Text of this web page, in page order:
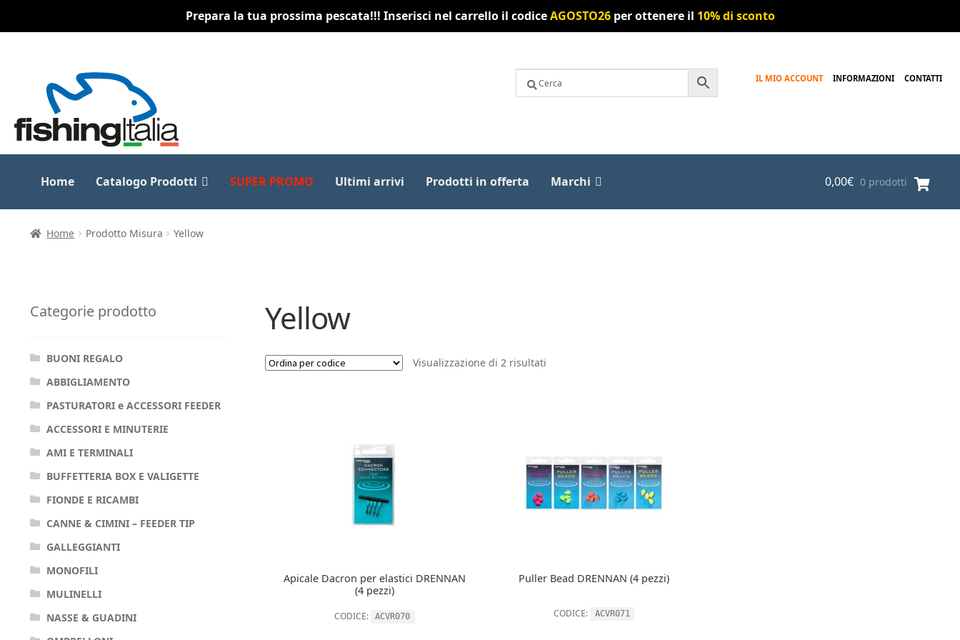
Prepara la tua prossima pescata!!! Inserisci nel carrello il codiceAGOSTO26per ottenere il 10% di sconto
navigazione
contenuto
IL MIO ACCOUNT INFORMAZIONI CONTATTI
Home Catalogo Prodotti SUPER PROMO Ultimi arrivi Prodotti in offerta Marchi 0,00€ 0 prodotti
Home Prodotto Misura Yellow
Yellow
Visualizzazione di 2 risultati
Apicale Dacron per elastici DRENNAN
(4 pezzi)
CODICE: ACVR070
Puller Bead DRENNAN (4 pezzi)
CODICE: ACVR071
Categorie prodotto
BUONI REGALO
ABBIGLIAMENTO
PASTURATORI e ACCESSORI FEEDER
ACCESSORI E MINUTERIE
AMI E TERMINALI
BUFFETTERIA BOX E VALIGETTE
FIONDE E RICAMBI
CANNE & CIMINI – FEEDER TIP
GALLEGGIANTI
MONOFILI
MULINELLI
NASSE & GUADINI